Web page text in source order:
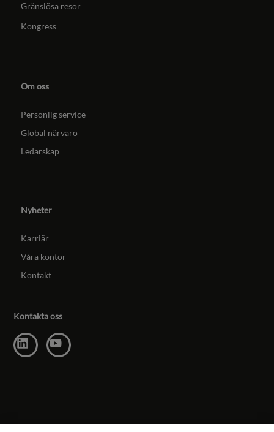
Gränslösa resor
Kongress
Om oss
Personlig service
Global närvaro
Ledarskap
Nyheter
Karriär
Våra kontor
Kontakt
Kontakta oss